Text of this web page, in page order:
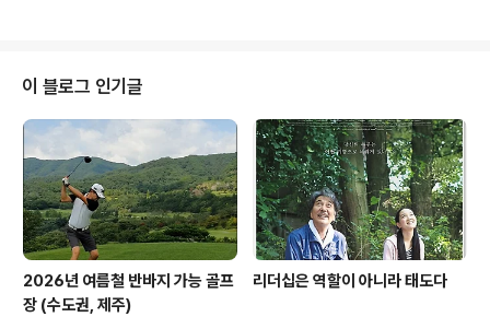
총괄사장 프랜시스 벨린은 최근 "저명한 작가의 작품은 금
과 달러화 같은 안전자산"이라며 "부자들은 위기 상황에 연
연하지 않고 귀한 작품을 찾는다"고 강조했다. 실제로 코로
나19로 크리스티 오프라인 경매가 중단됐지만 올해 1~5
월 VIP 컬렉터를 위한 프라이빗 세일 판매액은 지난해보다
120% 증가했다. 그 중에서..
이 블로그 인기글
2026년 여름철 반바지 가능 골프
장 (수도권, 제주)
리더십은 역할이 아니라 태도다